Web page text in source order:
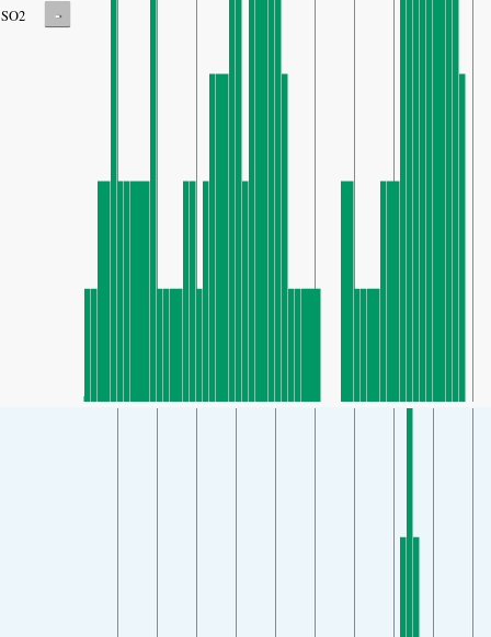
SO2 -